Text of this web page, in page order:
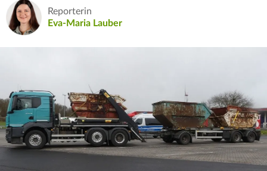
Reporterin
Eva-Maria Lauber